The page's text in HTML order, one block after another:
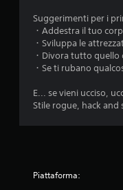
Suggerimenti per i
・Addestra il tuo
・Sviluppa le
・Divora tutto quello
・Se ti rubano
E... se vieni ucciso,
Stile rogue, hack and
Piattaforma: